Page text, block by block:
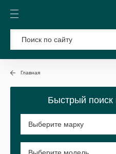
Главная
Быстрый